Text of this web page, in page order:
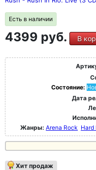
Есть в наличии
4399 руб. В
Состояние:
Дата
Жанры: Arena Rock Hard
Хит продаж